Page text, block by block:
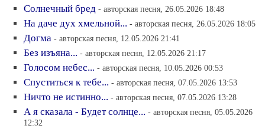
Солнечный бред - авторская песня, 26.05.2026 18:48
На даче дух хмельной... - авторская песня, 26.05.2026 18:05
Догма - авторская песня, 12.05.2026 21:41
Без изъяна... - авторская песня, 12.05.2026 21:17
Голосом небес... - авторская песня, 10.05.2026 00:53
Спуститься к тебе... - авторская песня, 07.05.2026 13:53
Ничто не истинно... - авторская песня, 07.05.2026 13:28
А я сказала - Будет солнце... - авторская песня, 05.05.2026
12:32